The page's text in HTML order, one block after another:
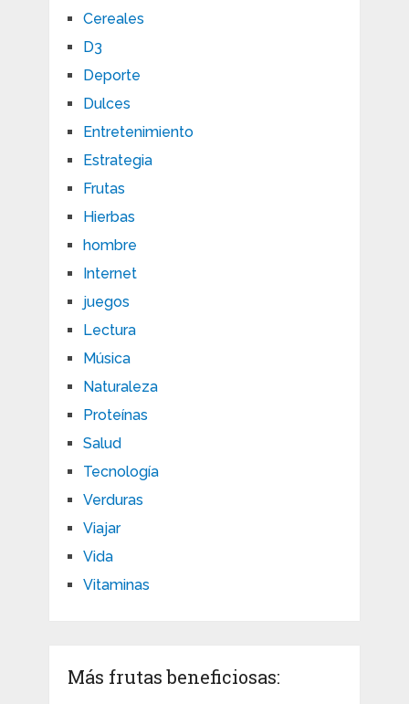
Cereales
D3
Deporte
Dulces
Entretenimiento
Estrategia
Frutas
Hierbas
hombre
Internet
juegos
Lectura
Música
Naturaleza
Proteínas
Salud
Tecnología
Verduras
Viajar
Vida
Vitaminas
Más frutas beneficiosas: